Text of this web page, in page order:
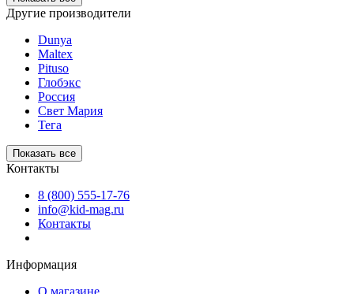
Другие производители
Dunya
Maltex
Pituso
Глобэкс
Россия
Свет Мария
Тега
Показать все
Контакты
8 (800) 555-17-76
info@kid-mag.ru
Контакты
Информация